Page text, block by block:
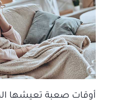
أوقات صعبة تعيشها